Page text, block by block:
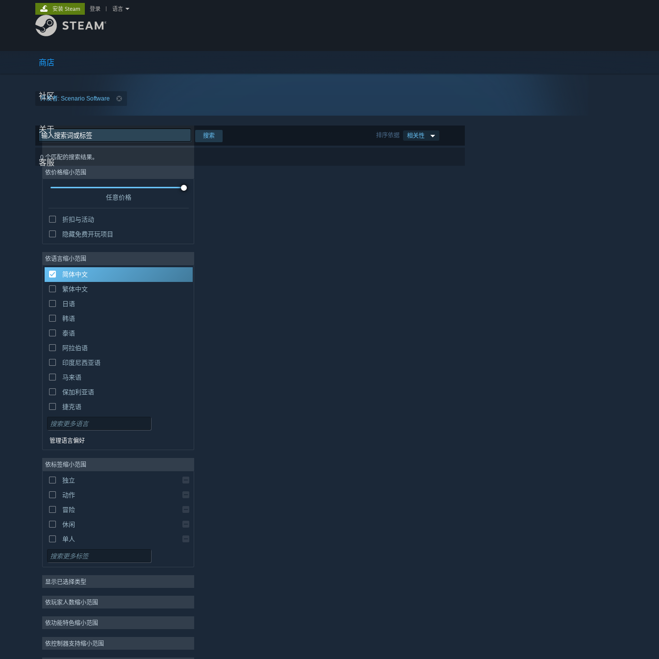
商店
社区
关于
客服
安装 Steam 登录 语言
开发者: Scenario Software
排序依据 相关性
搜索
0 个匹配的搜索结果。
依价格缩小范围
任意价格
折扣与活动
隐藏免费开玩项目
依语言缩小范围
简体中文
繁体中文
日语
韩语
泰语
阿拉伯语
印度尼西亚语
马来语
保加利亚语
捷克语
丹麦语
德语
西班牙语 - 西班牙
西班牙语 - 拉丁美洲
希腊语
管理语言偏好
依标签缩小范围
独立
动作
冒险
休闲
单人
模拟
策略
2D
3D
免费开玩
显示已选择类型
依玩家人数缩小范围
依功能特色缩小范围
依控制器支持缩小范围